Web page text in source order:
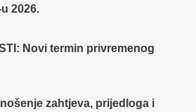
2026.
Novi termin privremenog
zahtjeva, prijedloga i